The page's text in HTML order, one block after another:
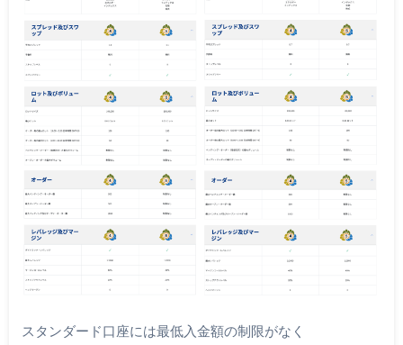
スタンダード口座には最低入金額の制限がなく